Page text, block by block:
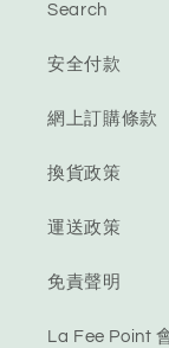
Search
安全付款
網上訂購條款
換貨政策
運送政策
免責聲明
La Fee Point